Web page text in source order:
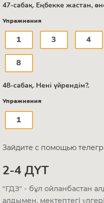
47-сабақ. Еңбекке жастан,
Упражнения
1 3 4
8
48-сабақ. Нені үйрендім?.
Упражнения
1
Зайдите с помощью
2-4 ДҮТ
"ГДЗ" - бұл ойланбастан
алдымен, мектептегі